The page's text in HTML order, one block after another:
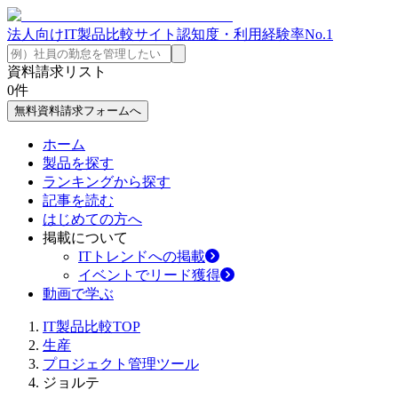
法人向けIT製品比較サイト 認知度・利用経験率No.1
資料請求リスト
0件
無料資料請求フォームへ
ホーム
製品を探す
ランキングから探す
記事を読む
はじめての方へ
掲載について
ITトレンドへの掲載
イベントでリード獲得
動画で学ぶ
IT製品比較TOP
生産
プロジェクト管理ツール
ジョルテ